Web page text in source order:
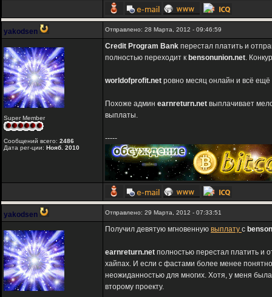
yakodsen Отправлено: 28 Марта, 2012 - 09:46:59
Super Member
Сообщений всего: 2486
Дата рег-ции: Нояб. 2010
Credit Program Bank перестал платить и
полностью переходит к bensonunion.net.
worldofprofit.net ровно месяц онлайн и всё ещё
Похоже админ earnreturn.net выплачивает
выплаты.
-----
yakodsen Отправлено: 29 Марта, 2012 - 07:33:51
Получил девятую мгновенную выплату c
earnreturn.net полностью перестал платить и
хайпах. И если с фастами более менее
неожиданностью для многих. Хотя, у меня
второму проекту.